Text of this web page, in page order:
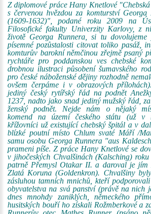
Z diplomové práce Hany Knetlové
s červenou hvězdou za komturství
(1609-1632)", podané roku 2009 na
Filosofické fakulty Univerzity Karlovy, z
životě Georga Runnera, si tu
písemné pozůstalosti citovat toliko pasáž,
komturův barokní němčinou zřejmě psaný
rychtáře pro poddanskou ves chebské
drobnou ilustraci působení šumavského
pro české náboženské dějiny rozhodně
ovšem čerpáme i v obrazových
jediný český rytířský řád na podnět
1237, nadto jako snad jediný mužský řád,
ženský podnět. Nejde nám o nějaký
komend na území českého státu (už v
křížovníci už existující chebský špitál a v
blízké poutní místo Chlum svaté Máří /
samu osobu Georga Runnera "aus
prameni píše. Z práce Hany Knetlové se
v jihočeských Chvalšinách (Kalsching)
patrně Přemysl Otakar II. a daroval je jím
Zlatá Koruna (Goldenkron). Chvalšiny
zásluhou tamních mnichů, kteří
obyvatelstva na svá panství (právě na nich
dnes mnohdy zaniklých, německého
husitských bouří ho získali Rožmberkové a